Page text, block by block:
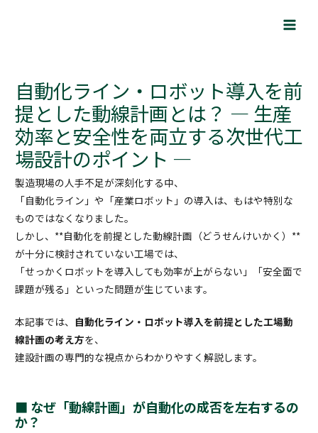
自動化ライン・ロボット導入を前
提とした動線計画とは？ ― 生産
効率と安全性を両立する次世代工
場設計のポイント ―
製造現場の人手不足が深刻化する中、
「自動化ライン」や「産業ロボット」の導入は、もはや特別な
ものではなくなりました。
しかし、**自動化を前提とした動線計画（どうせんけいかく）**
が十分に検討されていない工場では、
「せっかくロボットを導入しても効率が上がらない」「安全面で
課題が残る」といった問題が生じています。
本記事では、 自動化ライン・ロボット導入を前提とした工場動
線計画の考え方を、
建設計画の専門的な視点からわかりやすく解説します。
■ なぜ「動線計画」が自動化の成否を左右するの
か？